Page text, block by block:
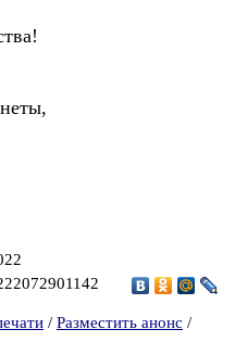
/ Разместить анонс /